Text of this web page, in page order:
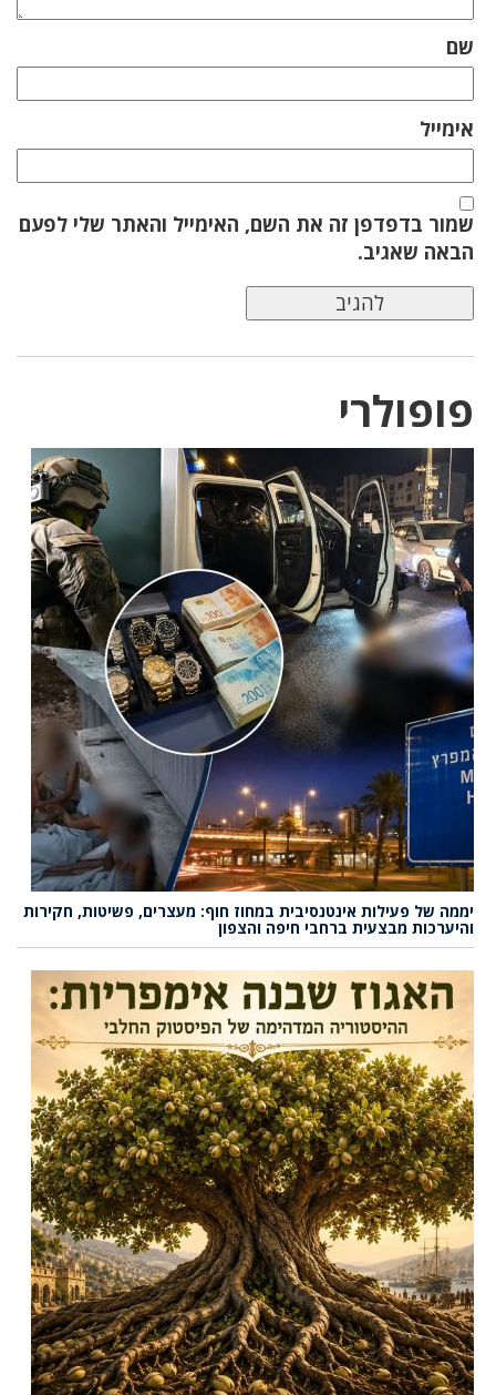
שם
אימייל
שמור בדפדפן זה את השם, האימייל והאתר שלי לפעם
הבאה שאגיב.
פופולרי
יממה של פעילות אינטנסיבית במחוז חוף: מעצרים, פשיטות, חקירות
והיערכות מבצעית ברחבי חיפה והצפון